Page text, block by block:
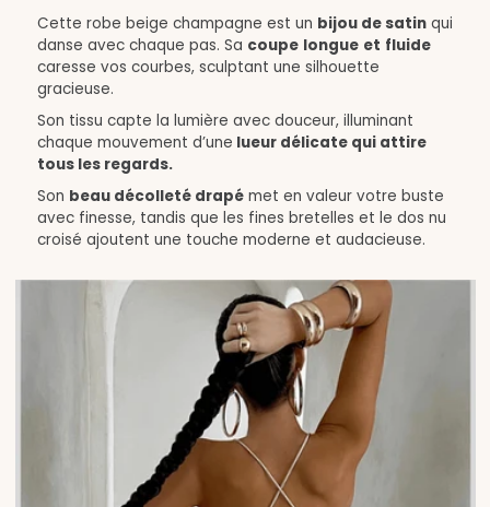
Cette robe beige champagne est un bijou de satinqui
danse avec chaque pas. Sa coupe longue et fluide
caresse vos courbes, sculptant une silhouette
gracieuse.
Son tissu capte la lumière avec douceur, illuminant
chaque mouvement d’une lueur délicate qui attire
tous les regards.
Son beau décolleté drapémet en valeur votre buste
avec finesse, tandis que les fines bretelles et le dos nu
croisé ajoutent une touche moderne et audacieuse.